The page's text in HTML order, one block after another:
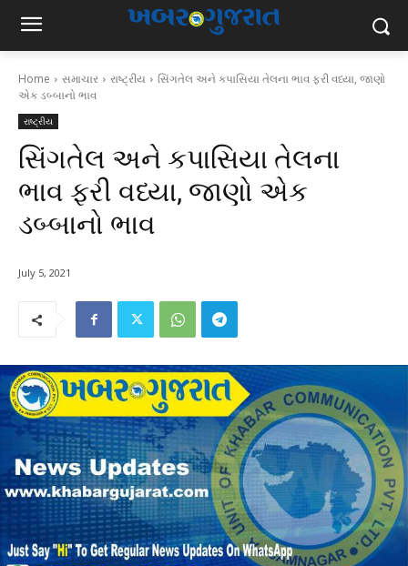
Home સમાચાર રાષ્ટ્રીય
સિંગતેલ અને કપાસિયા તેલના ભાવ ફરી વધ્યા, જાણો
એક ડબ્બાનો ભાવ
રાષ્ટ્રીય
સિંગતેલ અને કપાસિયા તેલના
ભાવ ફરી વધ્યા, જાણો એક
ડબ્બાનો ભાવ
July 5, 2021